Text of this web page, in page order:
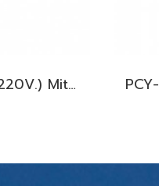
PCY-M13KAL (220V.) Mitsubishi Electric Mr.Slim รุ่นแขวนใต้ฝ้า INVERTER น้ำยา R32 พร้อมบริการติดตั้ง